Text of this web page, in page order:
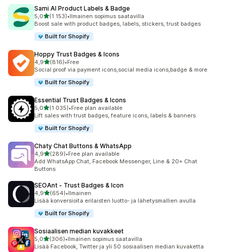
Sami AI Product Labels & Badge
5,0/ 5 tähteä
(1 153)
1153 arvostelua yhteensä
•Ilmainen sopimus saatavilla
Boost sale with product badges, labels, stickers, trust badges
Built for Shopify
Hoppy Trust Badges & Icons
4,9/ 5 tähteä
(816)
816 arvostelua yhteensä
•Free
Social proof via payment icons,social media icons,badge & more
Built for Shopify
Essential Trust Badges & Icons
5,0/ 5 tähteä
(1 035)
1035 arvostelua yhteensä
•Free plan available
Lift sales with trust badges, feature icons, labels & banners
Built for Shopify
Chaty Chat Buttons & WhatsApp
4,9/ 5 tähteä
(289)
289 arvostelua yhteensä
•Free plan available
Add WhatsApp Chat, Facebook Messenger, Line & 20+ Chat
Buttons
SEOAnt ‑ Trust Badges & Icon
4,9/ 5 tähteä
(654)
654 arvostelua yhteensä
•Ilmainen
Lisää konversioita erilaisten luotto- ja lähetysmallien avulla
Built for Shopify
Sosiaalisen median kuvakkeet
5,0/ 5 tähteä
(306)
306 arvostelua yhteensä
•Ilmainen sopimus saatavilla
Lisää Facebook, Twitter ja yli 50 sosiaalisen median kuvaketta